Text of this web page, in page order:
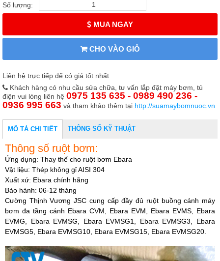
Số lượng:
MUA NGAY
CHO VÀO GIỎ
Liên hệ trực tiếp để có giá tốt nhất
Khách hàng có nhu cầu sửa chữa, tư vấn lắp đặt máy bơm, tủ
điện vui lòng liên hệ 0975 135 635 - 0989 490 236 -
0936 995 663 và tham khảo thêm tại http://suamaybomnuoc.vn
MÔ TẢ CHI TIẾT THÔNG SỐ KỸ THUẬT
Thông số ruột bơm:
Ứng dụng: Thay thế cho ruột bơm Ebara
Vật liệu: Thép không gỉ AISI 304
Xuất xứ: Ebara chính hãng
Bảo hành: 06-12 tháng
Cường Thịnh Vương JSC cung cấp đầy đủ ruột buồng cánh máy
bơm đa tầng cánh Ebara CVM, Ebara EVM, Ebara EVMS, Ebara
EVMG, Ebara EVMSG, Ebara EVMSG1, Ebara EVMSG3, Ebara
EVMSG5, Ebara EVMSG10, Ebara EVMSG15, Ebara EVMSG20.